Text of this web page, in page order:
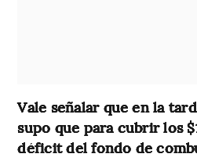
Vale señalar que en la
supo que para cubrir los
déficit del fondo de